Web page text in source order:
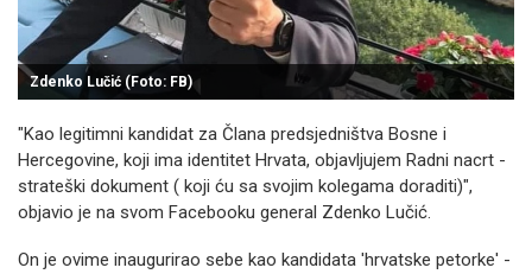
Zdenko Lučić (Foto: FB)
"Kao legitimni kandidat za Člana predsjedništva Bosne i
Hercegovine, koji ima identitet Hrvata, objavljujem Radni nacrt -
strateški dokument ( koji ću sa svojim kolegama doraditi)",
objavio je na svom Facebooku general Zdenko Lučić.
On je ovime inaugurirao sebe kao kandidata 'hrvatske petorke' -